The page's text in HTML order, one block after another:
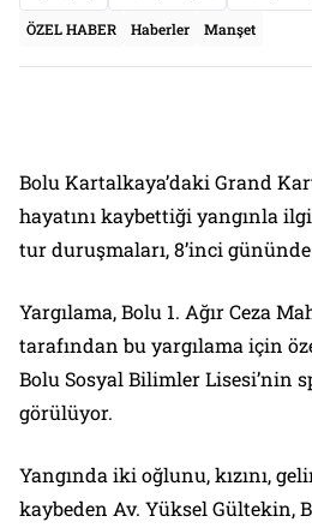
ÖZEL HABER Haberler Manşet
Bolu Kartalkaya’daki Grand
hayatını kaybettiği yangınla
tur duruşmaları, 8’inci
Yargılama, Bolu 1. Ağır Ceza
tarafından bu yargılama için
Bolu Sosyal Bilimler Lisesi’nin
görülüyor.
Yangında iki oğlunu, kızını,
kaybeden Av. Yüksel Gültekin,